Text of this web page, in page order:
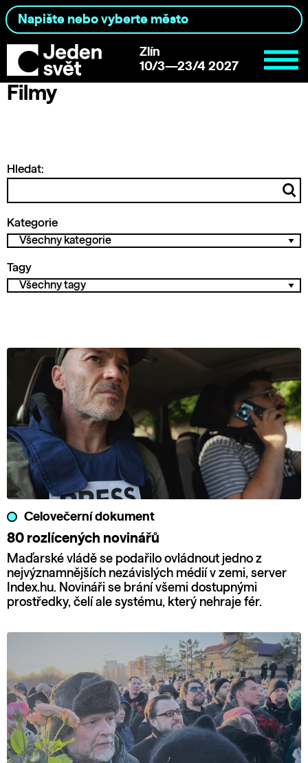
Zlín
10/3—23/4 2027
Filmy
Hledat:
Kategorie
Tagy
Celovečerní dokument
80 rozlícených novinářů
Maďarské vládě se podařilo ovládnout jedno z
nejvýznamnějších nezávislých médií v zemi, server
Index.hu. Novináři se brání všemi dostupnými
prostředky, čelí ale systému, který nehraje fér.